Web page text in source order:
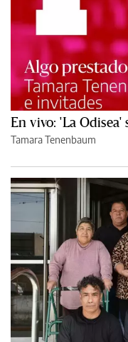
En vivo: 'La
Tamara Tenenbaum